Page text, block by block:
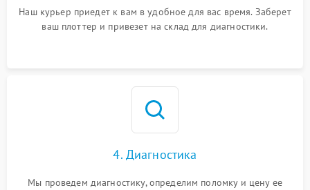
Наш курьер приедет к вам в удобное для вас время. Заберет
ваш плоттер и привезет на склад для диагностики.
4. Диагностика
Мы проведем диагностику, определим поломку и цену ее